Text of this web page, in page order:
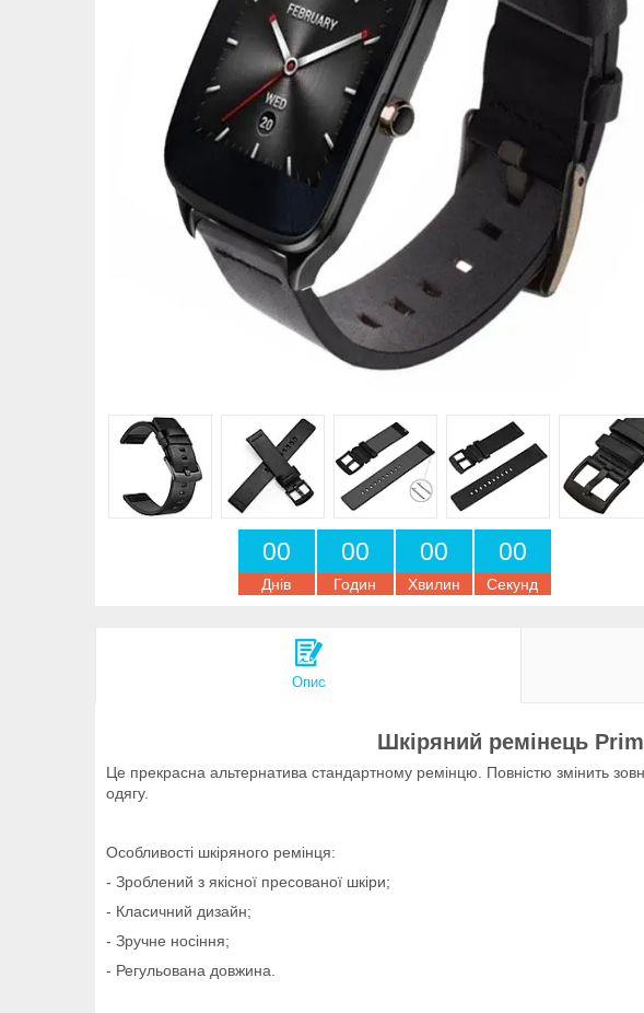
00
Днів
00
Годин
00
Хвилин
00
Секунд
Опис
Шкіряний ремінець
Це прекрасна альтернатива стандартному ремінцю. Повністю змінить
одягу.
Особливості шкіряного ремінця:
- Зроблений з якісної пресованої шкіри;
- Класичний дизайн;
- Зручне носіння;
- Регульована довжина.